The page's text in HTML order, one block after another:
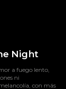
Night
a fuego lento,
ni
con más